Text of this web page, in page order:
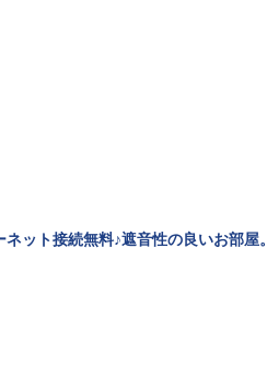
ネット接続無料♪遮音性の良いお部屋。